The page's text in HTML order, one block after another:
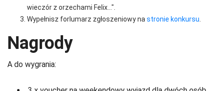
wieczór z orzechami Felix…".
Wypełnisz forlumarz zgłoszeniowy na stronie konkursu
Nagrody
A do wygrania: